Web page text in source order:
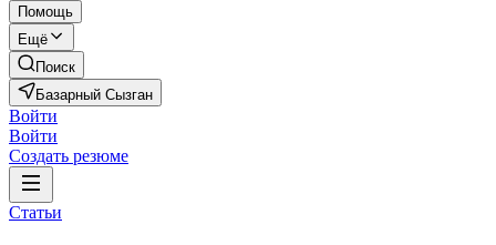
Помощь
Ещё
Поиск
Базарный Сызган
Войти
Войти
Создать резюме
Статьи